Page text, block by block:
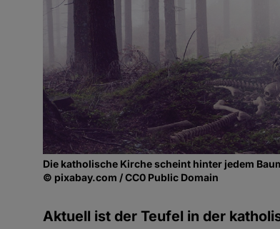
Die katholische Kirche scheint hinter jedem
© pixabay.com / CC0 Public Domain
Aktuell ist der Teufel in der